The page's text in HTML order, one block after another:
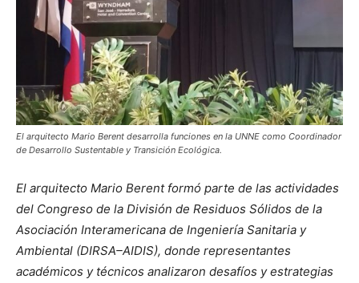
El arquitecto Mario Berent desarrolla funciones en la UNNE como Coordinador
de Desarrollo Sustentable y Transición Ecológica.
El arquitecto Mario Berent formó parte de las actividades
del Congreso de la División de Residuos Sólidos de la
Asociación Interamericana de Ingeniería Sanitaria y
Ambiental (DIRSA–AIDIS), donde representantes
académicos y técnicos analizaron desafíos y estrategias